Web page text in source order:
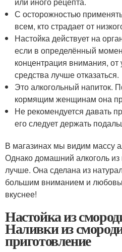
С осторожностью
всем, кто страдает от
Настойка действует на
если в определённый
концентрация внимания, от
средства лучше отказаться.
Это алкогольный напиток.
кормящим женщинам она
Не рекомендуется давать
его следует держать
В магазинах мы видим массу
Однако домашний алкоголь из
лучше. Она сделана из
большим вниманием и
вкуснее!
Настойка из
Наливки из
приготовление